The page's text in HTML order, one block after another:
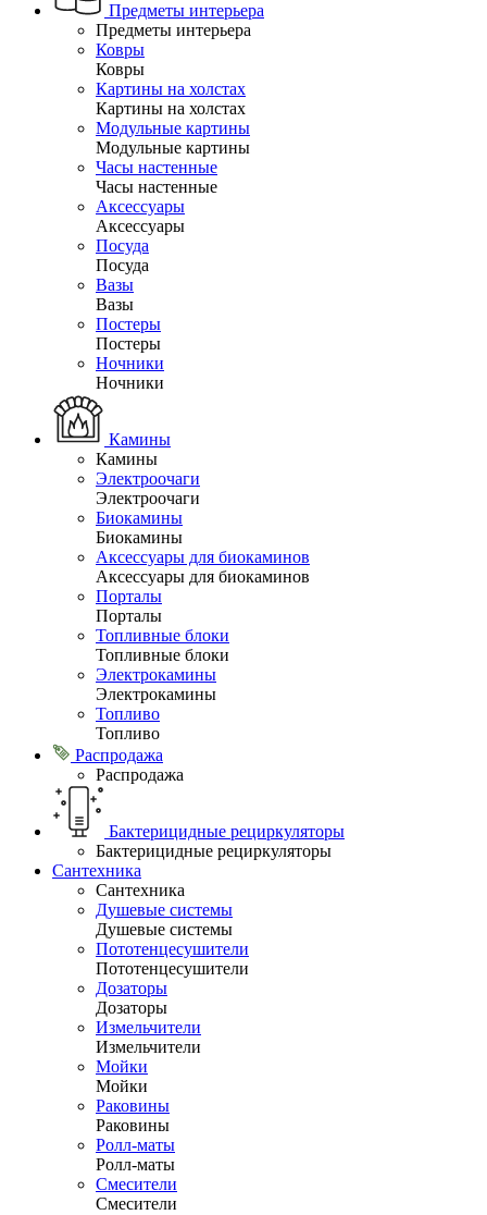
Предметы интерьера
Предметы интерьера
Ковры
Ковры
Картины на холстах
Картины на холстах
Модульные картины
Модульные картины
Часы настенные
Часы настенные
Аксессуары
Аксессуары
Посуда
Посуда
Вазы
Вазы
Постеры
Постеры
Ночники
Ночники
Камины
Камины
Электроочаги
Электроочаги
Биокамины
Биокамины
Аксессуары для биокаминов
Аксессуары для биокаминов
Порталы
Порталы
Топливные блоки
Топливные блоки
Электрокамины
Электрокамины
Топливо
Топливо
Распродажа
Распродажа
Бактерицидные рециркуляторы
Бактерицидные рециркуляторы
Сантехника
Сантехника
Душевые системы
Душевые системы
Пототенцесушители
Пототенцесушители
Дозаторы
Дозаторы
Измельчители
Измельчители
Мойки
Мойки
Раковины
Раковины
Ролл-маты
Ролл-маты
Смесители
Смесители